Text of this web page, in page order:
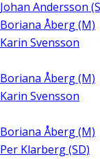
Johan Andersson
Boriana Åberg (M)
Karin Svensson
Boriana Åberg (M)
Karin Svensson
Boriana Åberg (M)
Per Klarberg (SD)